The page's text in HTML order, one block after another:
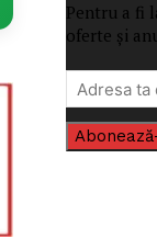
Pentru a fi
oferte și